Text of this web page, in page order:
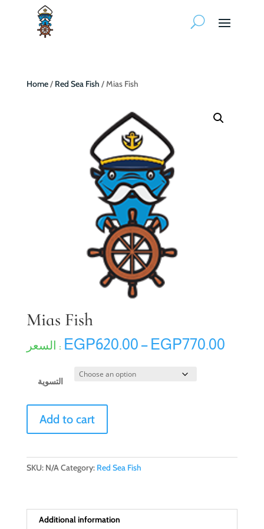
Home/ Red Sea Fish / Mias Fish
Mias Fish
EGP620.00 – EGP770.00Price
التسوية
Fish
quantity
Add to cart
SKU: N/A Category: Red Sea Fish
Additional information